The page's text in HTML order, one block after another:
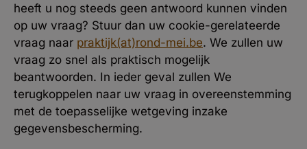
heeft u nog steeds geen antwoord kunnen vinden
op uw vraag? Stuur dan uw cookie-gerelateerde
vraag naar praktijk(at)rond-mei.be. We zullen uw
vraag zo snel als praktisch mogelijk
beantwoorden. In ieder geval zullen We
terugkoppelen naar uw vraag in overeenstemming
met de toepasselijke wetgeving inzake
gegevensbescherming.